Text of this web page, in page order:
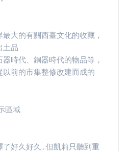
大的有關西臺文化的收藏，
土品
時代、銅器時代的物品等，
前的市集整修改建而成的
區域
好久好久...但凱莉只聽到重